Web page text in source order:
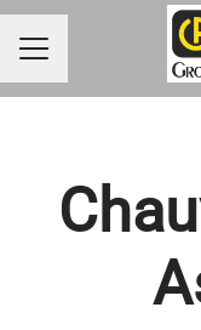
MENU CARRIÈRE